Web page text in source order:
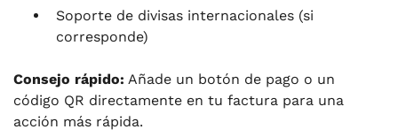
Soporte de divisas internacionales (si
corresponde)
Consejo rápido: Añade un botón de pago o un
código QR directamente en tu factura para una
acción más rápida.